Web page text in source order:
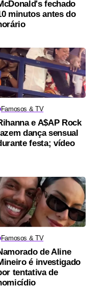
fechado
minutos antes do
Famosos & TV
e A$AP Rock
dança sensual
festa; vídeo
Famosos & TV
de Aline
é investigado
tentativa de